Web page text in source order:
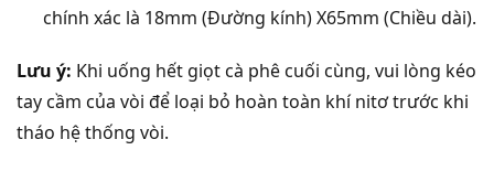
chính xác là 18mm (Đường kính) X65mm (Chiều dài).
Lưu ý: Khi uống hết giọt cà phê cuối cùng, vui lòng kéo
tay cầm của vòi để loại bỏ hoàn toàn khí nitơ trước khi
tháo hệ thống vòi.